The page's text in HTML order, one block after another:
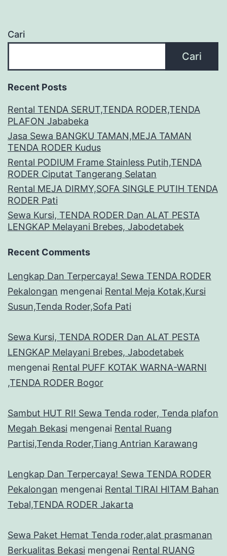
Cari
Cari
Recent Posts
Rental TENDA SERUT,TENDA RODER,TENDA
PLAFON Jababeka
Jasa Sewa BANGKU TAMAN,MEJA TAMAN
TENDA RODER Kudus
Rental PODIUM Frame Stainless Putih,TENDA
RODER Ciputat Tangerang Selatan
Rental MEJA DIRMY,SOFA SINGLE PUTIH TENDA
RODER Pati
Sewa Kursi, TENDA RODER Dan ALAT PESTA
LENGKAP Melayani Brebes, Jabodetabek
Recent Comments
Lengkap Dan Terpercaya! Sewa TENDA RODER
Pekalongan mengenai Rental Meja Kotak,Kursi
Susun,Tenda Roder,Sofa Pati
Sewa Kursi, TENDA RODER Dan ALAT PESTA
LENGKAP Melayani Brebes, Jabodetabek
mengenai Rental PUFF KOTAK WARNA-WARNI
,TENDA RODER Bogor
Sambut HUT RI! Sewa Tenda roder, Tenda plafon
Megah Bekasi mengenai Rental Ruang
Partisi,Tenda Roder,Tiang Antrian Karawang
Lengkap Dan Terpercaya! Sewa TENDA RODER
Pekalongan mengenai Rental TIRAI HITAM Bahan
Tebal,TENDA RODER Jakarta
Sewa Paket Hemat Tenda roder,alat prasmanan
Berkualitas Bekasi mengenai Rental RUANG